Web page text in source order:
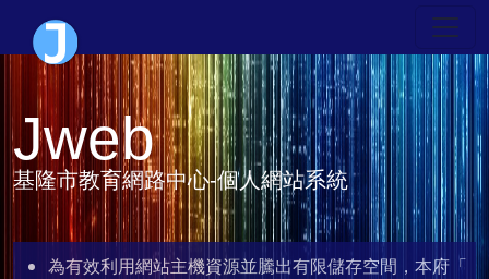
Jweb
基隆市教育網路中心-個人網站系統
為有效利用網站主機資源並騰出有限儲存空間，本府「